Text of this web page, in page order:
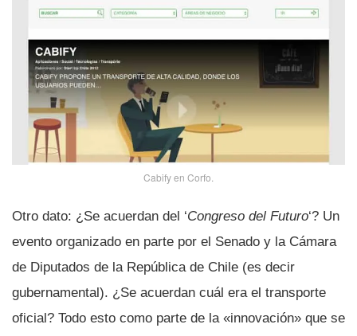
Cabify en Corfo.
Otro dato: ¿Se acuerdan del ‘Congreso del Futuro‘? Un
evento organizado en parte por el Senado y la Cámara
de Diputados de la República de Chile (es decir
gubernamental). ¿Se acuerdan cuál era el transporte
oficial? Todo esto como parte de la «innovación» que se